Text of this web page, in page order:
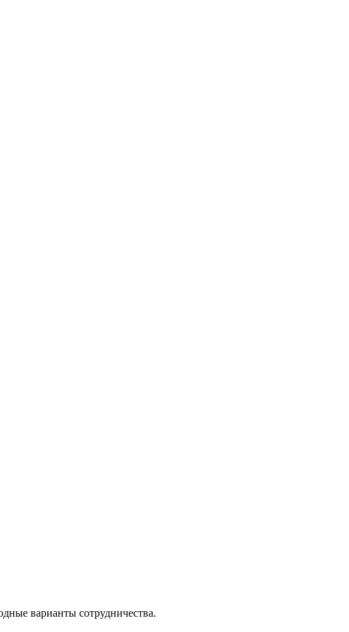
варианты сотрудничества.